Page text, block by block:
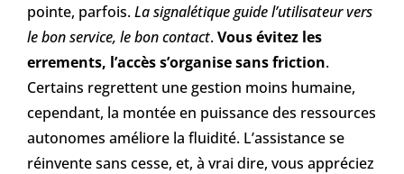
pointe, parfois.La signalétique guide l’utilisateur vers
le bon service, le bon contact.Vous évitez les
errements, l’accès s’organise sans friction.
Certains regrettent une gestion moins humaine,
cependant, la montée en puissance des ressources
autonomes améliore la fluidité. L’assistance se
réinvente sans cesse, et, à vrai dire, vous appréciez